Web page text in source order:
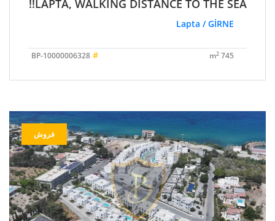
LAPTA, WALKING DISTANCE TO THE SEA!!
745 m
2
#
BP-10000006328
فروش